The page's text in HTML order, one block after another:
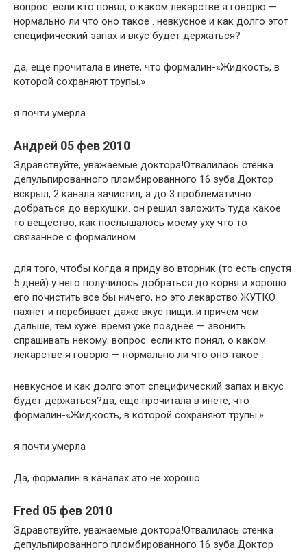
вопрос: если кто понял, о каком лекарстве я говорю —
нормально ли что оно такое . невкусное и как долго этот
специфический запах и вкус будет держаться?
да, еще прочитала в инете, что формалин-«Жидкость, в
которой сохраняют трупы.»
я почти умерла
Андрей 05 фев 2010
Здравствуйте, уважаемые доктора!Отвалилась стенка
депульпированного пломбированного 16 зуба.Доктор
вскрыл, 2 канала зачистил, а до 3 проблематично
добраться до верхушки. он решил заложить туда какое
то вещество, как послышалось моему уху что то
связанное с формалином.
для того, чтобы когда я приду во вторник (то есть спустя
5 дней) у него получилось добраться до корня и хорошо
его почистить.все бы ничего, но это лекарство ЖУТКО
пахнет и перебивает даже вкус пищи. и причем чем
дальше, тем хуже. время уже позднее — звонить
спрашивать некому. вопрос: если кто понял, о каком
лекарстве я говорю — нормально ли что оно такое .
невкусное и как долго этот специфический запах и вкус
будет держаться?да, еще прочитала в инете, что
формалин-«Жидкость, в которой сохраняют трупы.»
я почти умерла
Да, формалин в каналах это не хорошо.
Fred 05 фев 2010
Здравствуйте, уважаемые доктора!Отвалилась стенка
депульпированного пломбированного 16 зуба.Доктор